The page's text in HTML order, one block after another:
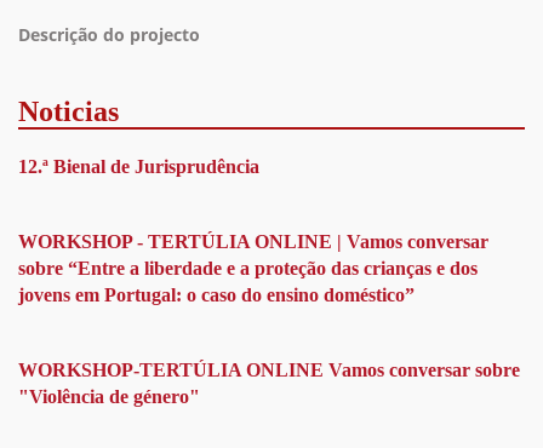
Descrição do projecto
Noticias
12.ª Bienal de Jurisprudência
WORKSHOP - TERTÚLIA ONLINE | Vamos conversar
sobre “Entre a liberdade e a proteção das crianças e dos
jovens em Portugal: o caso do ensino doméstico”
WORKSHOP-TERTÚLIA ONLINE Vamos conversar sobre
"Violência de género"